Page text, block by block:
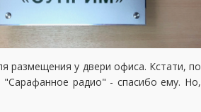
размещения у двери офиса. Кстати, по
"Сарафанное радио" - спасибо ему. Но,